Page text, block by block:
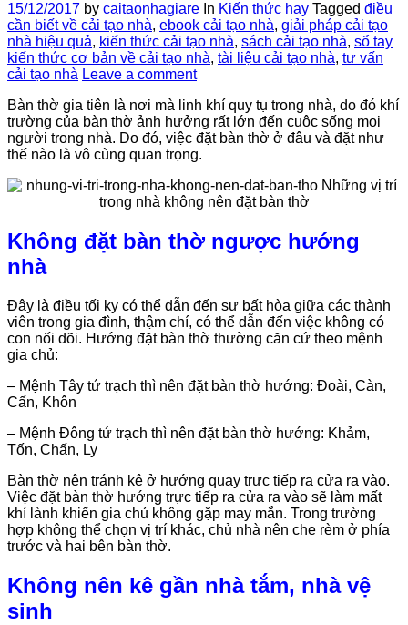
15/12/2017 by caitaonhagiare In Kiến thức hay Tagged điều
cần biết về cải tạo nhà, ebook cải tạo nhà, giải pháp cải tạo
nhà hiệu quả, kiến thức cải tạo nhà, sách cải tạo nhà, sổ tay
kiến thức cơ bản về cải tạo nhà, tài liệu cải tạo nhà, tư vấn
cải tạo nhà Leave a comment
Bàn thờ gia tiên là nơi mà linh khí quy tụ trong nhà, do đó khí
trường của bàn thờ ảnh hưởng rất lớn đến cuộc sống mọi
người trong nhà. Do đó, việc đặt bàn thờ ở đâu và đặt như
thế nào là vô cùng quan trọng.
Không đặt bàn thờ ngược hướng
nhà
Đây là điều tối kỵ có thể dẫn đến sự bất hòa giữa các thành
viên trong gia đình, thậm chí, có thể dẫn đến việc không có
con nối dõi. Hướng đặt bàn thờ thường căn cứ theo mệnh
gia chủ:
– Mệnh Tây tứ trạch thì nên đặt bàn thờ hướng: Đoài, Càn,
Cấn, Khôn
– Mệnh Đông tứ trạch thì nên đặt bàn thờ hướng: Khảm,
Tốn, Chấn, Ly
Bàn thờ nên tránh kê ở hướng quay trực tiếp ra cửa ra vào.
Việc đặt bàn thờ hướng trực tiếp ra cửa ra vào sẽ làm mất
khí lành khiến gia chủ không gặp may mắn. Trong trường
hợp không thể chọn vị trí khác, chủ nhà nên che rèm ở phía
trước và hai bên bàn thờ.
Không nên kê gần nhà tắm, nhà vệ
sinh